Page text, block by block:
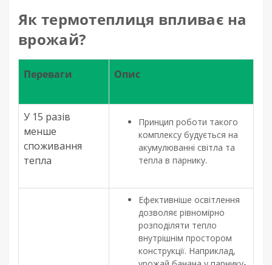
Як термотеплиця впливає на
врожай?
Переваги Опис
У 15 разів
менше
споживання
тепла
Принцип роботи такого
комплексу будується на
акумулюванні світла та
тепла в парнику.
Ефективніше освітлення
дозволяє рівномірно
розподіляти тепло
внутрішнім простором
конструкції. Наприклад,